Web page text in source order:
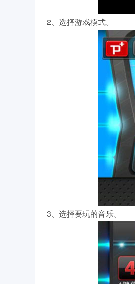
2、选择游戏模式。
3、选择要玩的音乐。